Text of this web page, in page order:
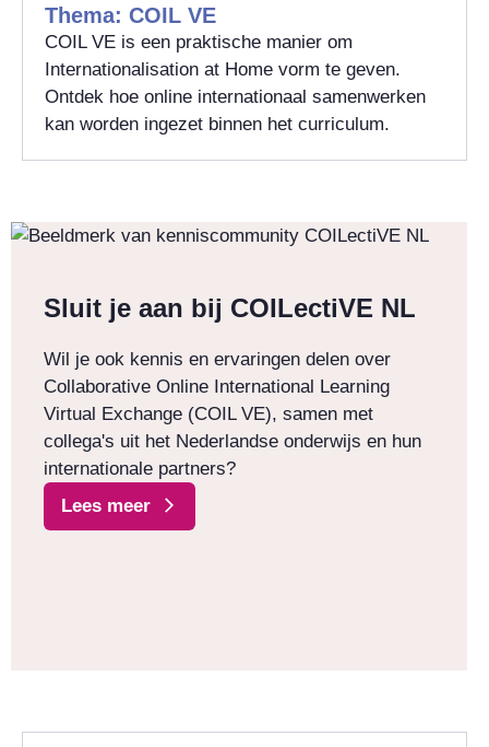
Thema: COIL VE
COIL VE is een praktische manier om
Internationalisation at Home vorm te geven.
Ontdek hoe online internationaal samenwerken
kan worden ingezet binnen het curriculum.
Sluit je aan bij COILectiVE NL
Wil je ook kennis en ervaringen delen over
Collaborative Online International Learning
Virtual Exchange (COIL VE), samen met
collega's uit het Nederlandse onderwijs en hun
internationale partners?
Lees meer